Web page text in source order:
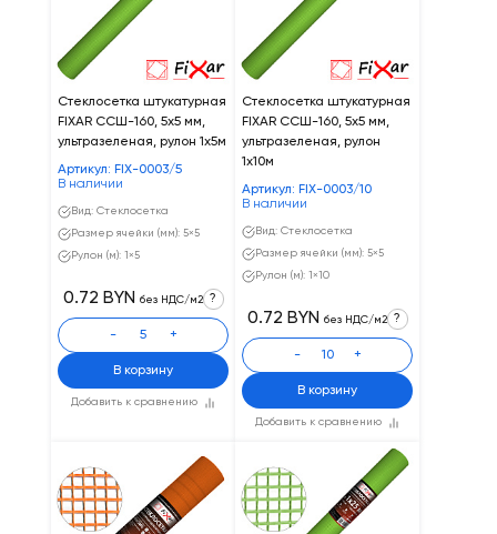
Стеклосетка штукатурная
FIXAR CCШ-160, 5х5 мм,
ультразеленая, рулон 1х5м
Артикул: FIX-0003/5
В наличии
Вид: Стеклосетка
Размер ячейки (мм): 5×5
Рулон (м): 1×5
Добавить к сравнению
0.72 BYN без НДС/м2 ?
- +
В корзину
Стеклосетка штукатурная
FIXAR CCШ-160, 5х5 мм,
ультразеленая, рулон
1х10м
Артикул: FIX-0003/10
В наличии
Вид: Стеклосетка
Размер ячейки (мм): 5×5
Рулон (м): 1×10
Добавить к сравнению
0.72 BYN без НДС/м2 ?
- +
В корзину